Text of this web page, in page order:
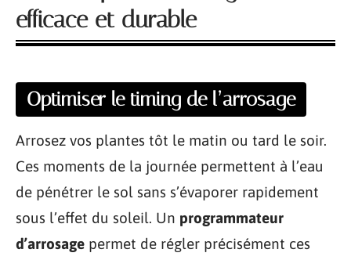
efficace et durable
Optimiser le timing de l’arrosage
Arrosez vos plantes tôt le matin ou tard le soir.
Ces moments de la journée permettent à l’eau
de pénétrer le sol sans s’évaporer rapidement
sous l’effet du soleil. Un programmateur
d’arrosage permet de régler précisément ces